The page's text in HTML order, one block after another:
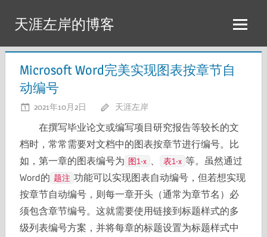
天涯左岸的博客
Microsoft Word完美实现图表按章节自
动编号
2021年10月2日 天涯左岸
在撰写毕业论文或编写项目研究报告等较长的文
档时，常常需要对文档中的图表按章节进行编号。比
如，第一章的图表编号为 图1-x 、 表1-x 等。虽然通过
Word的 题注 功能可以实现图表自动编号，但若想实现
按章节自动编号，则每一章开头（通常为章节名）必
须包含章节编号。这就需要使用链接到标题样式的多
级列表编号方案，并将每章的标题设置为标题样式中